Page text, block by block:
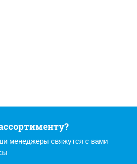
менеджеры свяжутся с вами